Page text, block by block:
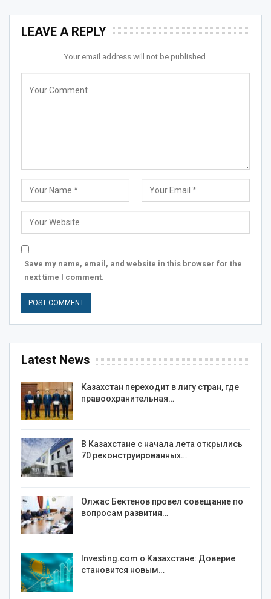
LEAVE A REPLY
Your email address will not be published.
Save my name, email, and website in this browser for the
next time I comment.
Latest News
Казахстан переходит в лигу стран, где
правоохранительная…
В Казахстане с начала лета открылись
70 реконструированных…
Олжас Бектенов провел совещание по
вопросам развития…
Investing.com о Казахстане: Доверие
становится новым…